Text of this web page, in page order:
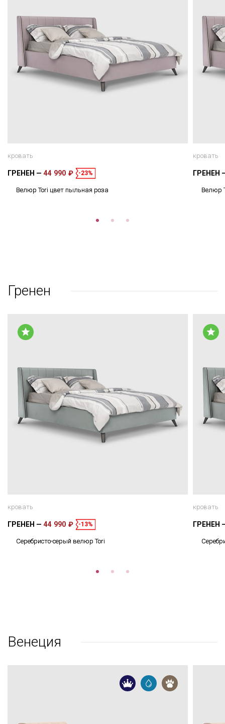
кровать
ГРЕНЕН 44 990 ₽ -23%
Велюр Tori цвет пыльная роза
кровать
ГРЕНЕН
Велюр
Гренен
кровать
ГРЕНЕН 44 990 ₽ -13%
Серебристо-серый велюр Tori
кровать
ГРЕНЕН
Венеция